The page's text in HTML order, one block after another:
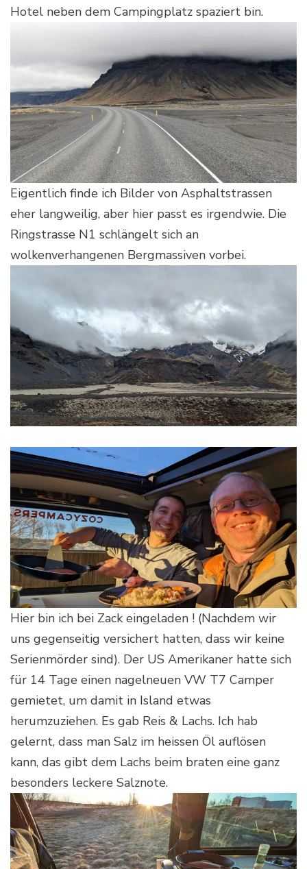
Hotel neben dem Campingplatz spaziert bin.
Eigentlich finde ich Bilder von Asphaltstrassen
eher langweilig, aber hier passt es irgendwie. Die
Ringstrasse N1 schlängelt sich an
wolkenverhangenen Bergmassiven vorbei.
Hier bin ich bei Zack eingeladen ! (Nachdem wir
uns gegenseitig versichert hatten, dass wir keine
Serienmörder sind). Der US Amerikaner hatte sich
für 14 Tage einen nagelneuen VW T7 Camper
gemietet, um damit in Island etwas
herumzuziehen. Es gab Reis & Lachs. Ich hab
gelernt, dass man Salz im heissen Öl auflösen
kann, das gibt dem Lachs beim braten eine ganz
besonders leckere Salznote.